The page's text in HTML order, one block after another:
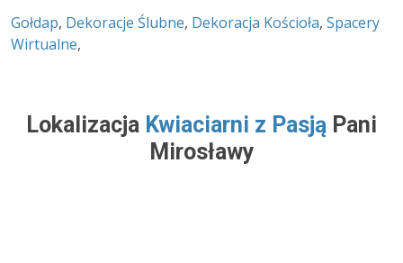
Gołdap, Dekoracje Ślubne, Dekoracja Kościoła, Spacery
Wirtualne,
Lokalizacja Kwiaciarni z Pasją Pani
Mirosławy